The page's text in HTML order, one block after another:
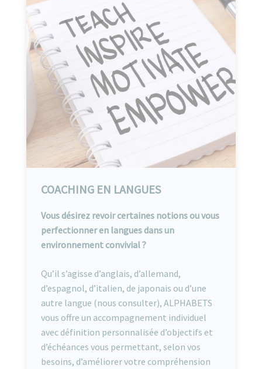
COACHING EN LANGUES
Vous désirez revoir certaines notions ou vous
perfectionner en langues dans un
environnement convivial ?
Qu’il s’agisse d’anglais, d’allemand,
d’espagnol, d’italien, de japonais ou d’une
autre langue (nous consulter), ALPHABETS
vous offre un accompagnement individuel
avec définition personnalisée d’objectifs et
d’échéances vous permettant, selon vos
besoins, d’améliorer votre compréhension